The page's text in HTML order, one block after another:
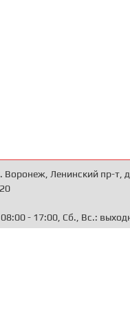
Воронеж, Ленинский пр-т,
- 17:00, Сб., Вс.: